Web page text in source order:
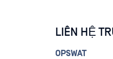
LIÊN HỆ
OPSWAT